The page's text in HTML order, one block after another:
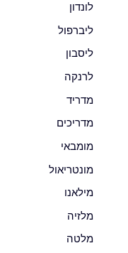
לונדון
ליברפול
ליסבון
לרנקה
מדריד
מדריכים
מומבאי
מונטריאול
מילאנו
מלזיה
מלטה